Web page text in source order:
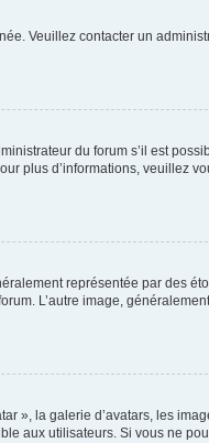
Veuillez contacter un
du forum s’il est
plus d’informations, veuillez
représentée par des
L’autre image,
», la galerie d’avatars, les
aux utilisateurs. Si vous ne